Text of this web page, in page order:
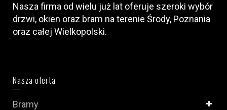
Nasza firma od wielu już lat oferuje szeroki wybór
drzwi, okien oraz bram na terenie Środy, Poznania
oraz całej Wielkopolski.
Nasza oferta
Bramy